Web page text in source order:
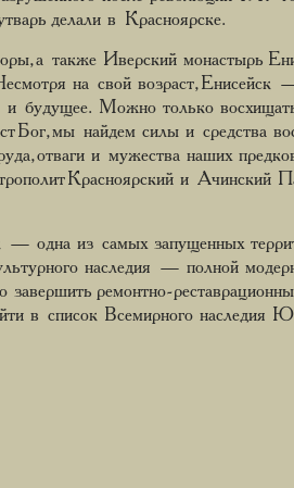
делали в Красноярске.
а также Иверский монастырь
на свой возраст, Енисейск
будущее. Можно только
Бог, мы найдем силы и средства
отваги и мужества наших
Красноярский и Ачинский
— одна из самых запущенных
наследия — полной
ремонтно-
в список Всемирного